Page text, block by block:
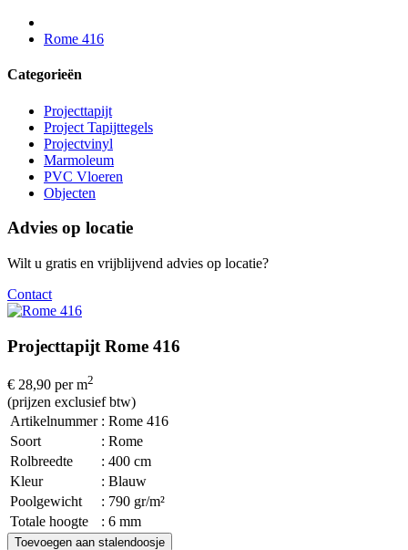
Rome 416
Categorieën
Projecttapijt
Project Tapijttegels
Projectvinyl
Marmoleum
PVC Vloeren
Objecten
Advies op locatie
Wilt u gratis en vrijblijvend advies op locatie?
Contact
Projecttapijt Rome 416
€ 28,90 per m2
(prijzen exclusief btw)
Artikelnummer : Rome 416
Soort
: Rome
Rolbreedte
: 400 cm
Kleur
: Blauw
Poolgewicht
: 790 gr/m²
Totale hoogte
: 6 mm
Toevoegen aan stalendoosje